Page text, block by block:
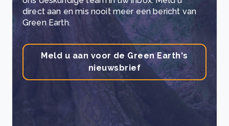
direct aan en mis nooit meer een bericht van
Green Earth.
Meld u aan voor de Green Earth's
nieuwsbrief